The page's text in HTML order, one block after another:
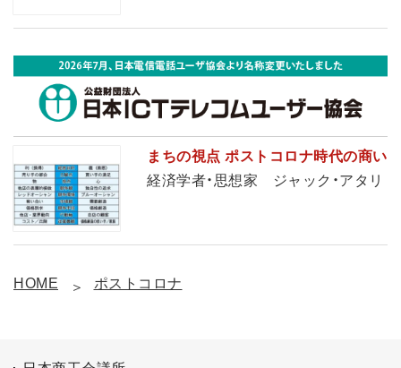
まちの視点 ポストコロナ時代の商い
経済学者・思想家 ジャック・アタリ
HOME ポストコロナ